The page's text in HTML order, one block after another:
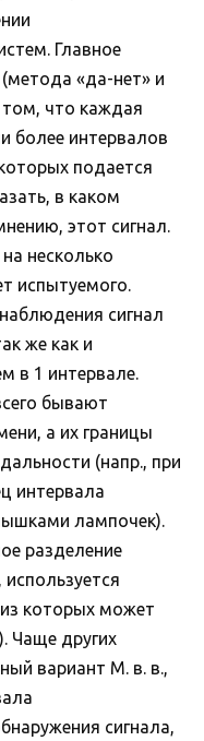
Главное
«да-нет» и
что каждая
более интервалов
подается
в каком
этот сигнал.
несколько
испытуемого.
сигнал
же как и
в 1 интервале.
бывают
а их границы
(напр., при
интервала
лампочек).
разделение
которых может
Чаще других
вариант М. в. в.,
сигнала,